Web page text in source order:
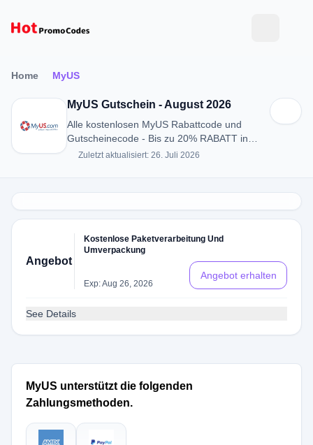
Home MyUS
MyUS Gutschein - August 2026
Alle kostenlosen MyUS Rabattcode und
Gutscheinecode - Bis zu 20% RABATT in
August 2026
Zuletzt aktualisiert: 26. Juli 2026
Angebot
Kostenlose Paketverarbeitung Und
Umverpackung
Exp: Aug 26, 2026
Angebot erhalten
See Details
MyUS unterstützt die folgenden
Zahlungsmethoden.